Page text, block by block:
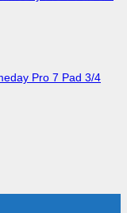
Pro 7 Pad 3/4